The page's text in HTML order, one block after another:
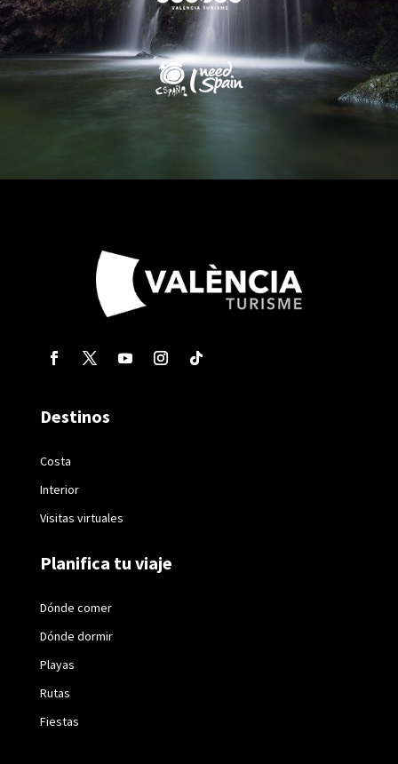
Destinos
Costa
Interior
Visitas virtuales
Planifica tu viaje
Dónde comer
Dónde dormir
Playas
Rutas
Fiestas